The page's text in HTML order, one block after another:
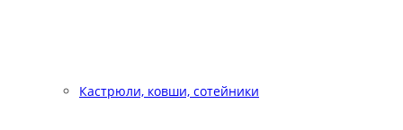
Кастрюли, ковши, сотейники